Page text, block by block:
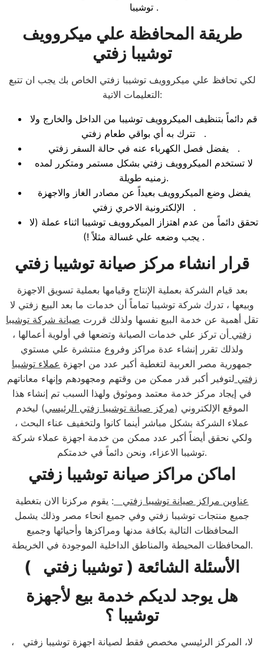
توشيبا .
طريقة المحافظة علي ميكروويف
توشيبا زفتي
لكي تحافظ علي ميكروويف توشيبا زفتي الخاص بك يجب ان تتبع
التعليمات الاتية:
قم دائماً بتنظيف الميكروويف توشيبا من الداخل والخارج ولا
تترك به أي بواقي طعام زفتي .
يفضل فصل الكهرباء عنه في حالة السفر زفتي .
لا تستخدم الميكروويف زفتي بشكل مستمر ومتكرر لمده
زمنيه طويلة.
يفضل وضع الميكروويف بعيداً عن مصادر الغاز والاجهزة
الإلكترونية الاخري زفتي .
تحقق دائماً من عدم اهتزاز الميكروويف توشيبا اثناء عملة (لا
يجب وضعه علي غسالة مثلاً !) .
قرار انشاء مركز صيانة توشيبا زفتي
بعد قيام الشركة بعملية الإنتاج وقيامها بعملية تسويق الاجهزة
وبيعها ، تدرك شركة توشيبا تماماً أن خدمات ما بعد البيع زفتي لا
تقل أهمية عن خدمة البيع نفسها ولذلك قررت صيانة شركة توشيبا
زفتي أن تركز علي خدمات الصيانة وتضعها في أولوية أعمالها ،
ولذلك تقرر إنشاء عدة مراكز وفروع منتشرة علي مستوي
جمهورية مصر العربية لتغطية أكبر عدد من اجهزة عملاء توشيبا
زفتي لتوفير أكبر قدر ممكن من وقتهم ومجهودهم وإنهاء معاناتهم
في إيجاد مركز خدمة معتمد وموثوق ولهذا السبب تم إنشاء هذا
الموقع الإلكتروني (مركز صيانة توشيبا زفتي الرئيسي) ليخدم
عملاء الشركة بشكل مباشر أينما كانوا ولتخفيف عناء البحث ،
ولكي نحقق أيضاً أكبر عدد ممكن من خدمة اجهزة عملاء شركة
توشيبا الاعزاء، ونحن دائماً في خدمتكم.
اماكن مراكز صيانة توشيبا زفتي
عناوين مراكز صيانة توشيبا زفتي : يقوم مركزنا الان بتغطية
جميع منتجات توشيبا زفتي وفي جميع انحاء مصر وذلك يشمل
المحافظات التالية بكافة مدنها ومراكزها وأحيائها وجميع
المحافظات المحيطة والمناطق الداخلية الموجودة في الخريطة.
الأسئلة الشائعة ( توشيبا زفتي )
هل يوجد لديكم خدمة بيع لأجهزة
توشيبا ؟
لا، المركز الرئيسي مخصص فقط لصيانة اجهزة توشيبا زفتي ،